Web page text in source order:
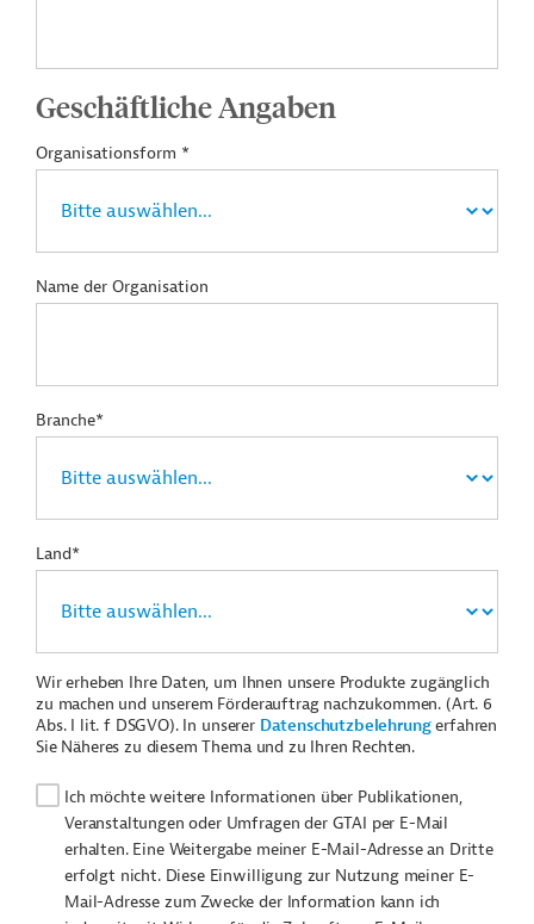
Geschäftliche Angaben
Organisationsform *
Name der Organisation
Branche*
Land*
Wir erheben Ihre Daten, um Ihnen unsere Produkte zugänglich
zu machen und unserem Förderauftrag nachzukommen. (Art. 6
Abs. I lit. f DSGVO). In unserer Datenschutzbelehrungerfahren
Sie Näheres zu diesem Thema und zu Ihren Rechten.
Ich möchte weitere Informationen über Publikationen,
Veranstaltungen oder Umfragen der GTAI per E-Mail
erhalten. Eine Weitergabe meiner E-Mail-Adresse an Dritte
erfolgt nicht. Diese Einwilligung zur Nutzung meiner E-
Mail-Adresse zum Zwecke der Information kann ich